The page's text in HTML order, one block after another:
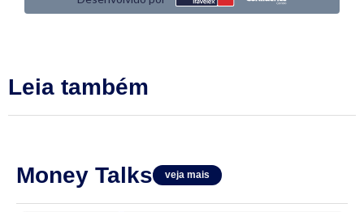
Leia também
Money Talks veja mais